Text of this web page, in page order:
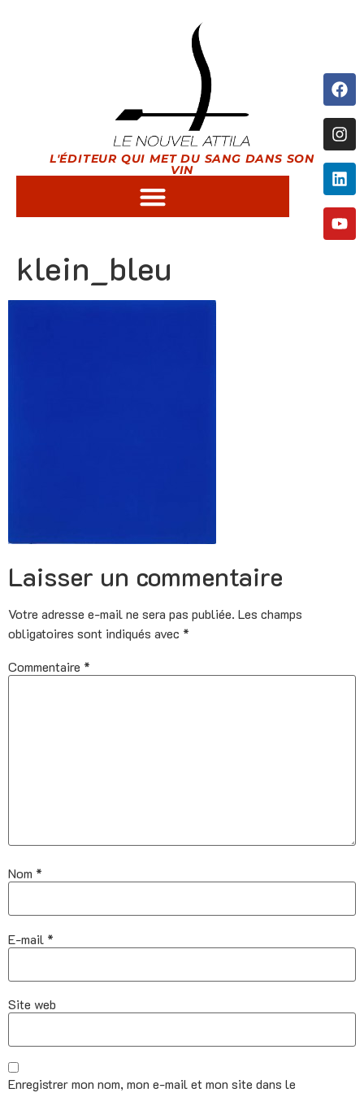
L'ÉDITEUR QUI MET DU SANG DANS SON
VIN
klein_bleu
Laisser un commentaire
Votre adresse e-mail ne sera pas publiée. Les champs
obligatoires sont indiqués avec *
Commentaire *
Nom *
E-mail *
Site web
Enregistrer mon nom, mon e-mail et mon site dans le